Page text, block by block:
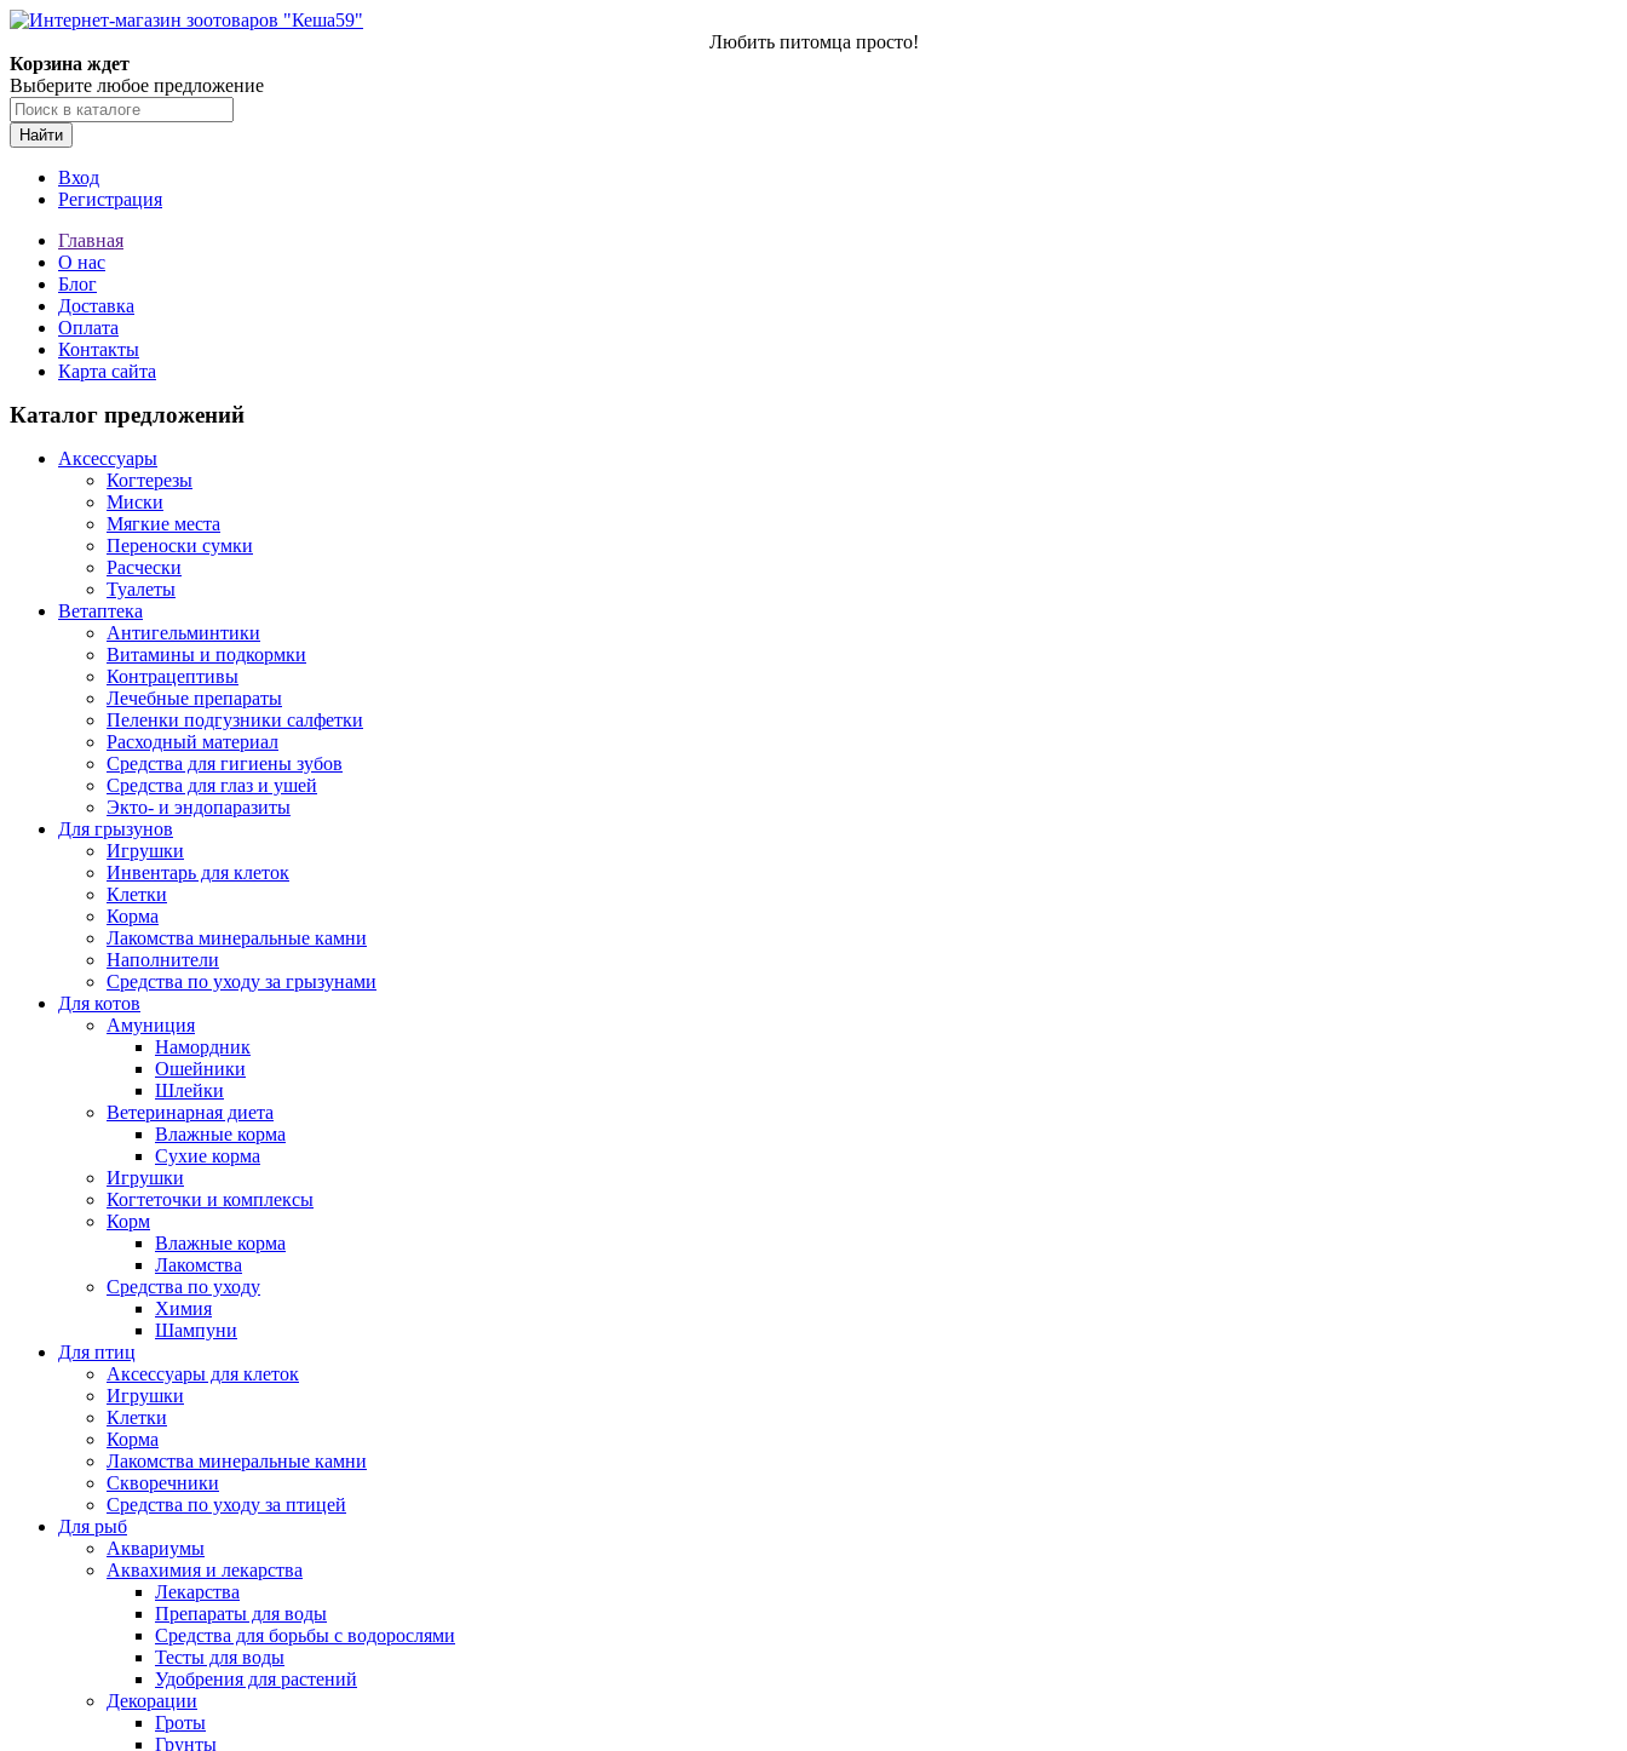
Любить питомца просто!
Корзина ждет
Выберите любое предложение
Найти
Вход
Регистрация
Главная
О нас
Блог
Доставка
Оплата
Контакты
Карта сайта
Каталог предложений
Аксессуары
Когтерезы
Миски
Мягкие места
Переноски сумки
Расчески
Туалеты
Ветаптека
Антигельминтики
Витамины и подкормки
Контрацептивы
Лечебные препараты
Пеленки подгузники салфетки
Расходный материал
Средства для гигиены зубов
Средства для глаз и ушей
Экто- и эндопаразиты
Для грызунов
Игрушки
Инвентарь для клеток
Клетки
Корма
Лакомства минеральные камни
Наполнители
Средства по уходу за грызунами
Для котов
Амуниция
Намордник
Ошейники
Шлейки
Ветеринарная диета
Влажные корма
Сухие корма
Игрушки
Когтеточки и комплексы
Корм
Влажные корма
Лакомства
Средства по уходу
Химия
Шампуни
Для птиц
Аксессуары для клеток
Игрушки
Клетки
Корма
Лакомства минеральные камни
Скворечники
Средства по уходу за птицей
Для рыб
Аквариумы
Аквахимия и лекарства
Лекарства
Препараты для воды
Средства для борьбы с водорослями
Тесты для воды
Удобрения для растений
Декорации
Гроты
Грунты